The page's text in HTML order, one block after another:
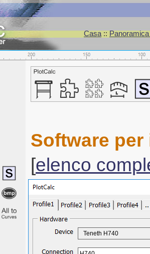
Casa::
Software per
[elenco
Teneth H740